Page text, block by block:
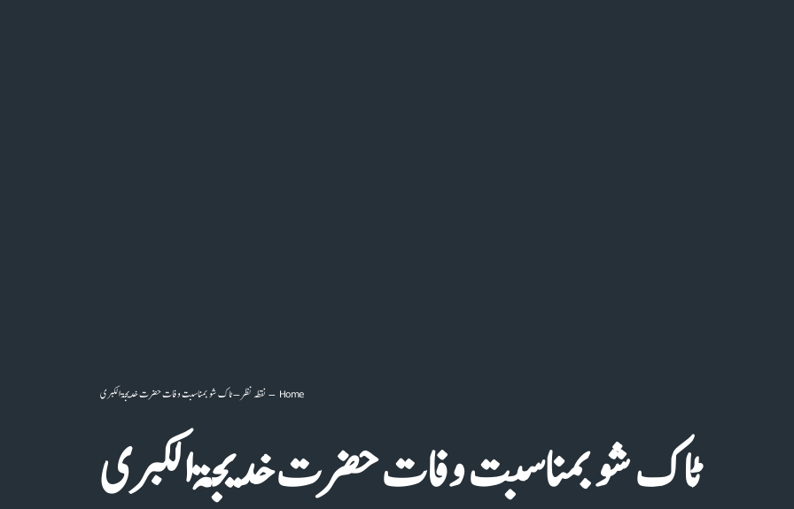
Home
–نقطہ نظر–ٹاک شو بمناسبت وفات حضرت خدیجۃ الکبری
ٹاک شو بمناسبت وفات حضرت خدیجۃ الکبری